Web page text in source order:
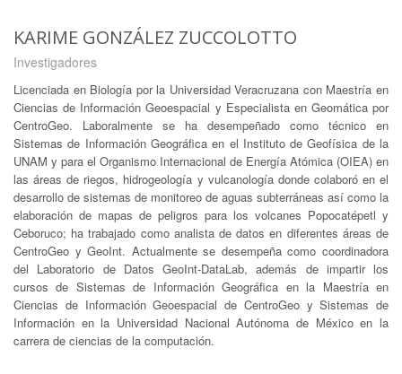
KARIME GONZÁLEZ ZUCCOLOTTO
Investigadores
Licenciada en Biología por la Universidad Veracruzana con Maestría en
Ciencias de Información Geoespacial y Especialista en Geomática por
CentroGeo. Laboralmente se ha desempeñado como técnico en
Sistemas de Información Geográfica en el Instituto de Geofísica de la
UNAM y para el Organismo Internacional de Energía Atómica (OIEA) en
las áreas de riegos, hidrogeología y vulcanología donde colaboró en el
desarrollo de sistemas de monitoreo de aguas subterráneas así como la
elaboración de mapas de peligros para los volcanes Popocatépetl y
Ceboruco; ha trabajado como analista de datos en diferentes áreas de
CentroGeo y GeoInt. Actualmente se desempeña como coordinadora
del Laboratorio de Datos GeoInt-DataLab, además de impartir los
cursos de Sistemas de Información Geográfica en la Maestría en
Ciencias de Información Geoespacial de CentroGeo y Sistemas de
Información en la Universidad Nacional Autónoma de México en la
carrera de ciencias de la computación.